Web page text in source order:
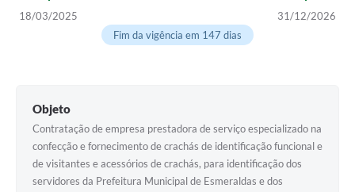
18/03/2025
31/12/2026
Fim da vigência em 147 dias
Objeto
Contratação de empresa prestadora de serviço especializado na
confecção e fornecimento de crachás de identificação funcional e
de visitantes e acessórios de crachás, para identificação dos
servidores da Prefeitura Municipal de Esmeraldas e dos